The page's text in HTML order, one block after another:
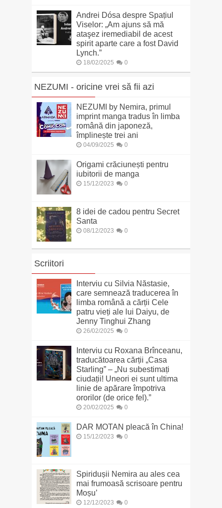
Andrei Dósa despre Spațiul
Viselor: „Am ajuns să mă
ataşez iremediabil de acest
spirit aparte care a fost David
Lynch.”
18/02/2025 0
NEZUMI - oricine vrei să fii azi
NEZUMI by Nemira, primul
imprint manga tradus în limba
română din japoneză,
împlinește trei ani
04/09/2025 0
Origami crăciunești pentru
iubitorii de manga
15/12/2023 0
8 idei de cadou pentru Secret
Santa
08/12/2023 0
Scriitori
Interviu cu Silvia Năstasie,
care semnează traducerea în
limba română a cărții Cele
patru vieți ale lui Daiyu, de
Jenny Tinghui Zhang
26/02/2025 0
Interviu cu Roxana Brînceanu,
traducătoarea cărții „Casa
Starling” – „Nu subestimați
ciudații! Uneori ei sunt ultima
linie de apărare împotriva
ororilor (de orice fel).”
20/02/2025 0
DAR MOTAN pleacă în China!
15/12/2023 0
Spiridușii Nemira au ales cea
mai frumoasă scrisoare pentru
Moșu’
12/12/2023 0